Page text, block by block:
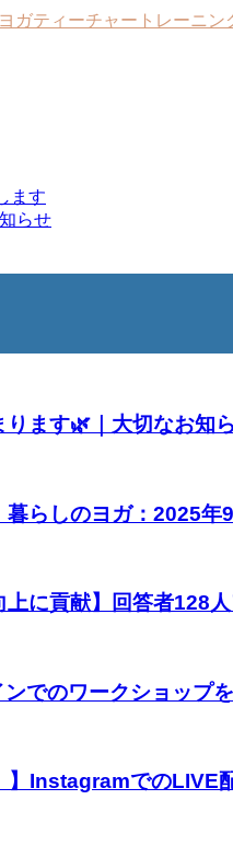
ガティーチャートレーニン
ます
らせ
ります🌿｜大切なお知
暮らしのヨガ：2025年
上に貢献】回答者128
でのワークショップ
】InstagramでのLIVE